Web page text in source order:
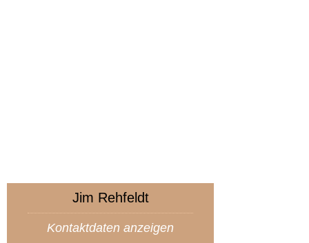
Jim Rehfeldt
Kontaktdaten anzeigen